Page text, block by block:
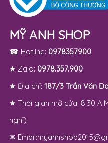
MỸ ANH SHOP
☎ Hotline: 0978357900
★ Zalo: 0978.357.900
★ Địa chỉ: 187/3 Trần Văn
★ Thời gian mở cửa: 8:30
nghỉ)
✉